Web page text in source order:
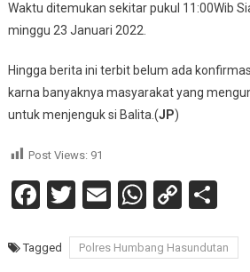
Waktu ditemukan sekitar pukul 11:00Wib
minggu 23 Januari 2022.
Hingga berita ini terbit belum ada
karna banyaknya masyarakat yang
untuk menjenguk si Balita.(JP)
Post Views: 91
Facebook
Twitter
EmailCopy
Tagged Polres Humbang Hasundutan